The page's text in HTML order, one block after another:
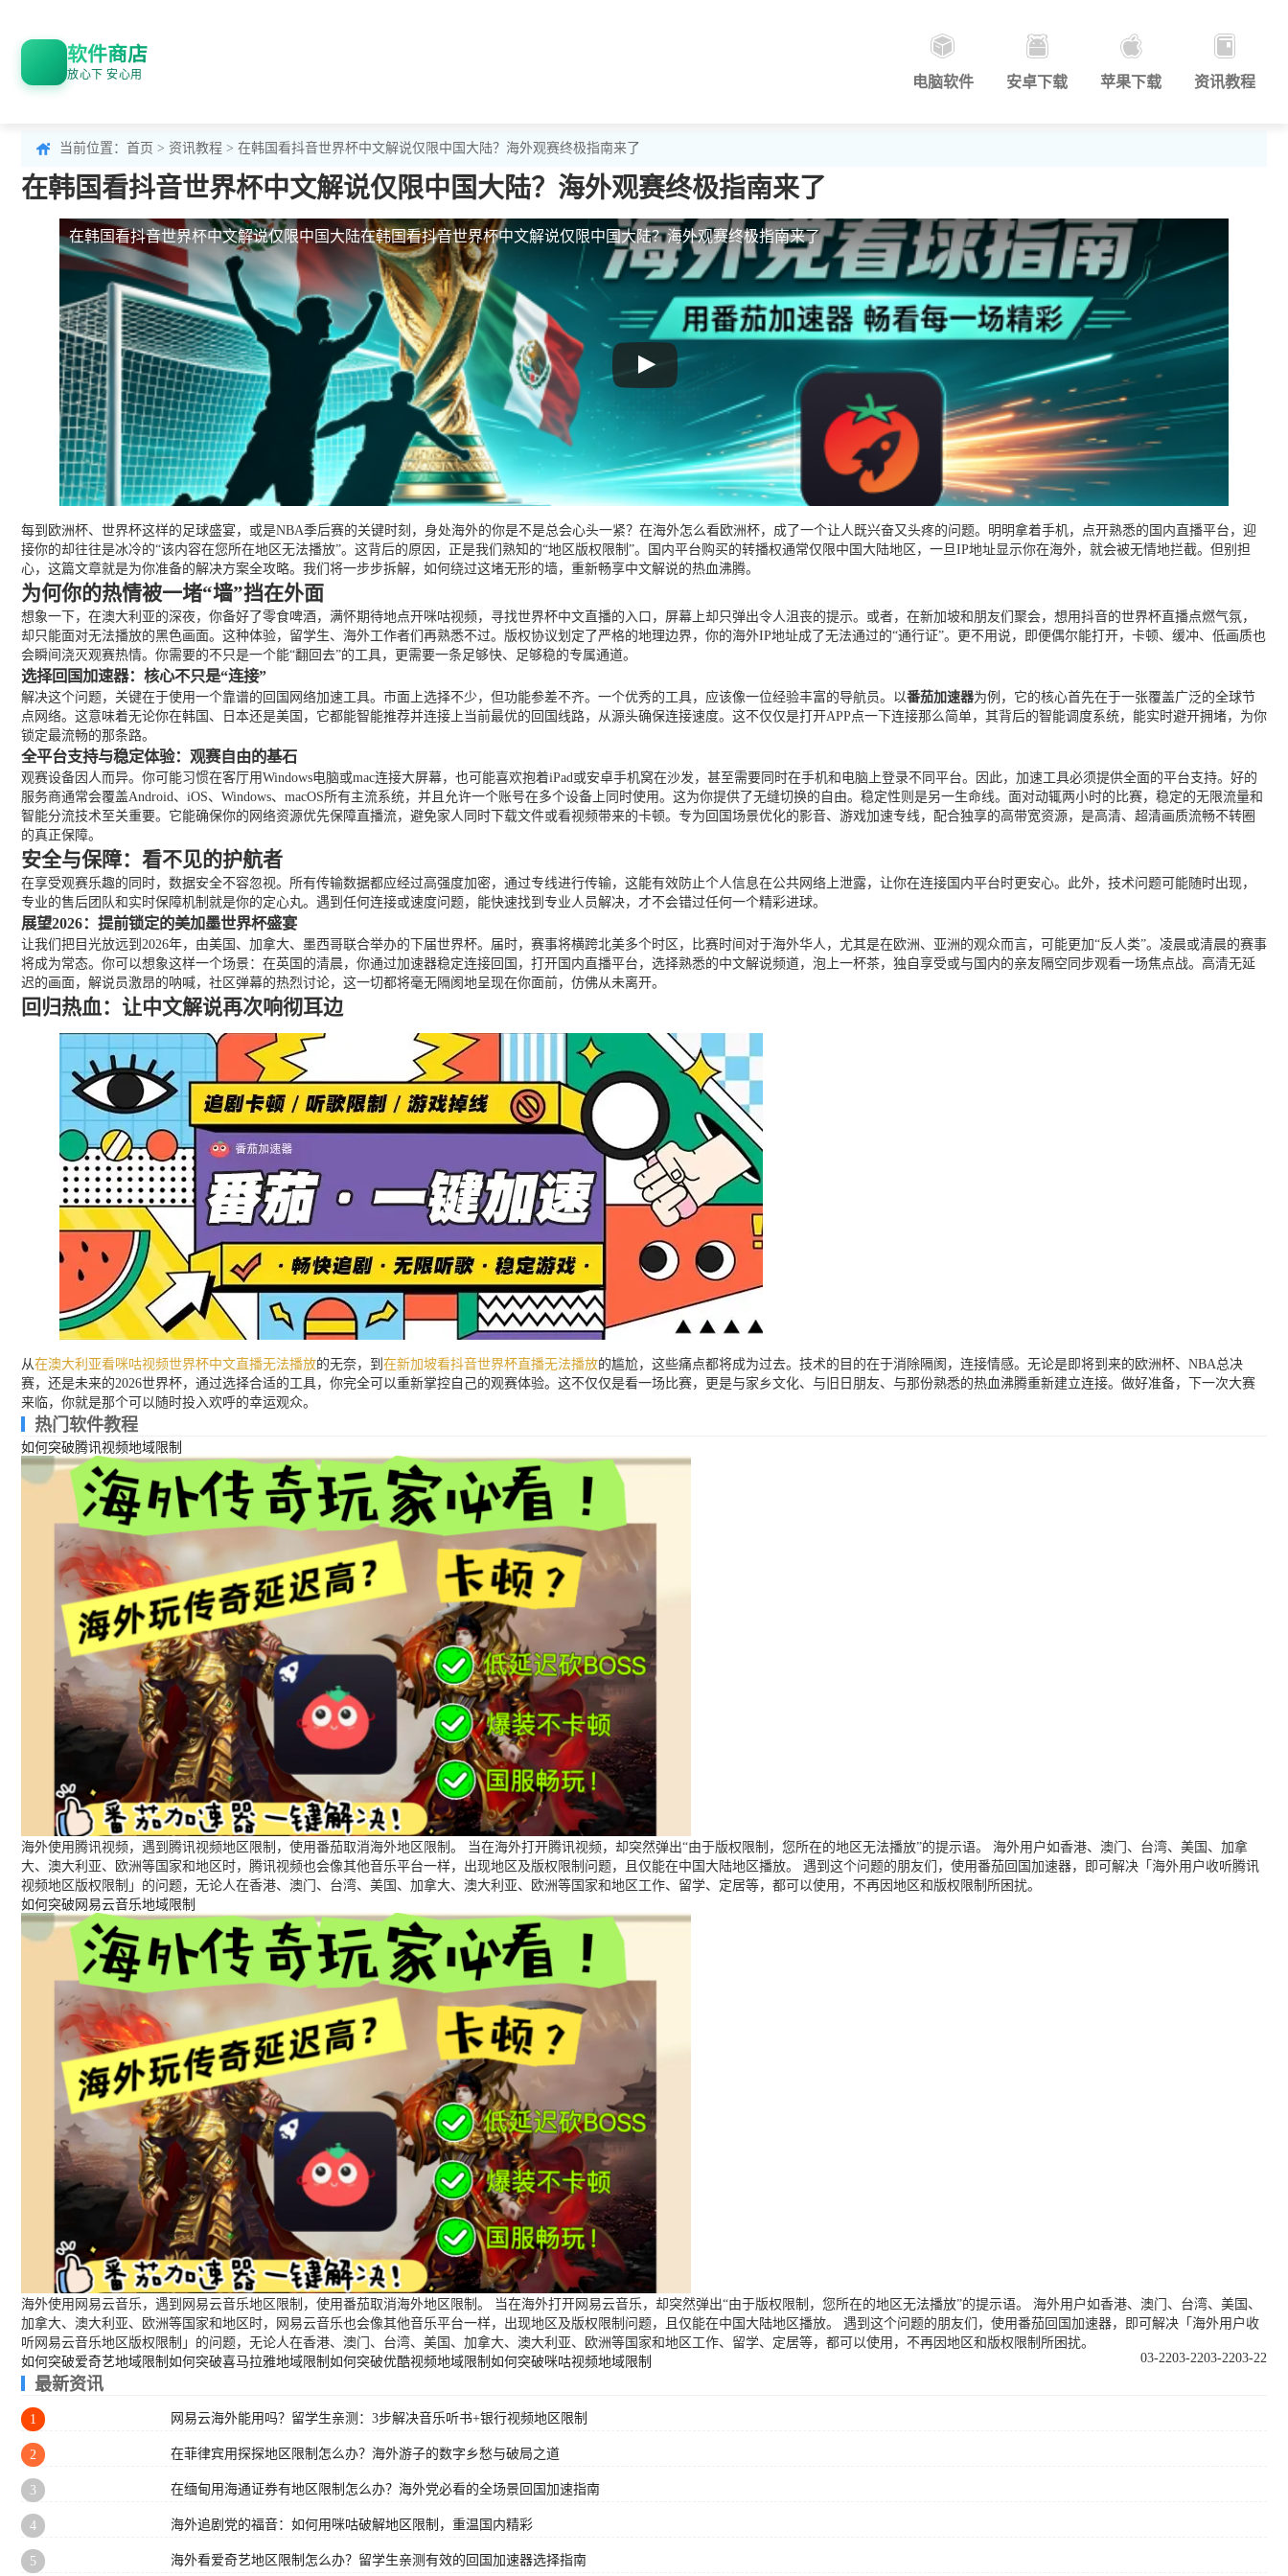
软件商店
放心下 安心用 电脑软件 安卓下载 苹果下载 资讯教程
当前位置： 首页 > 资讯教程 > 在韩国看抖音世界杯中文解说仅限中国大陆？海外观赛终极指南来了
在韩国看抖音世界杯中文解说仅限中国大陆？海外观赛终极指南来了
在韩国看抖音世界杯中文解说仅限中国大陆在韩国看抖音世界杯中文解说仅限中国大陆？海外观赛终极指南来了
每到欧洲杯、世界杯这样的足球盛宴，或是NBA季后赛的关键时刻，身处海外的你是不是总会心头一紧？在海外怎么看欧洲杯，成了一个让人既兴奋又头疼的问题。明明拿着手机，点开熟悉的国内直播平台，迎
接你的却往往是冰冷的“该内容在您所在地区无法播放”。这背后的原因，正是我们熟知的“地区版权限制”。国内平台购买的转播权通常仅限中国大陆地区，一旦IP地址显示你在海外，就会被无情地拦截。但别担
心，这篇文章就是为你准备的解决方案全攻略。我们将一步步拆解，如何绕过这堵无形的墙，重新畅享中文解说的热血沸腾。
为何你的热情被一堵“墙”挡在外面
想象一下，在澳大利亚的深夜，你备好了零食啤酒，满怀期待地点开咪咕视频，寻找世界杯中文直播的入口，屏幕上却只弹出令人沮丧的提示。或者，在新加坡和朋友们聚会，想用抖音的世界杯直播点燃气氛，
却只能面对无法播放的黑色画面。这种体验，留学生、海外工作者们再熟悉不过。版权协议划定了严格的地理边界，你的海外IP地址成了无法通过的“通行证”。更不用说，即便偶尔能打开，卡顿、缓冲、低画质也
会瞬间浇灭观赛热情。你需要的不只是一个能“翻回去”的工具，更需要一条足够快、足够稳的专属通道。
选择回国加速器：核心不只是“连接”
解决这个问题，关键在于使用一个靠谱的回国网络加速工具。市面上选择不少，但功能参差不齐。一个优秀的工具，应该像一位经验丰富的导航员。以番茄加速器为例，它的核心首先在于一张覆盖广泛的全球节
点网络。这意味着无论你在韩国、日本还是美国，它都能智能推荐并连接上当前最优的回国线路，从源头确保连接速度。这不仅仅是打开APP点一下连接那么简单，其背后的智能调度系统，能实时避开拥堵，为你
锁定最流畅的那条路。
全平台支持与稳定体验：观赛自由的基石
观赛设备因人而异。你可能习惯在客厅用Windows电脑或mac连接大屏幕，也可能喜欢抱着iPad或安卓手机窝在沙发，甚至需要同时在手机和电脑上登录不同平台。因此，加速工具必须提供全面的平台支持。好的
服务商通常会覆盖Android、iOS、Windows、macOS所有主流系统，并且允许一个账号在多个设备上同时使用。这为你提供了无缝切换的自由。稳定性则是另一生命线。面对动辄两小时的比赛，稳定的无限流量和
智能分流技术至关重要。它能确保你的网络资源优先保障直播流，避免家人同时下载文件或看视频带来的卡顿。专为回国场景优化的影音、游戏加速专线，配合独享的高带宽资源，是高清、超清画质流畅不转圈
的真正保障。
安全与保障：看不见的护航者
在享受观赛乐趣的同时，数据安全不容忽视。所有传输数据都应经过高强度加密，通过专线进行传输，这能有效防止个人信息在公共网络上泄露，让你在连接国内平台时更安心。此外，技术问题可能随时出现，
专业的售后团队和实时保障机制就是你的定心丸。遇到任何连接或速度问题，能快速找到专业人员解决，才不会错过任何一个精彩进球。
展望2026：提前锁定的美加墨世界杯盛宴
让我们把目光放远到2026年，由美国、加拿大、墨西哥联合举办的下届世界杯。届时，赛事将横跨北美多个时区，比赛时间对于海外华人，尤其是在欧洲、亚洲的观众而言，可能更加“反人类”。凌晨或清晨的赛事
将成为常态。你可以想象这样一个场景：在英国的清晨，你通过加速器稳定连接回国，打开国内直播平台，选择熟悉的中文解说频道，泡上一杯茶，独自享受或与国内的亲友隔空同步观看一场焦点战。高清无延
迟的画面，解说员激昂的呐喊，社区弹幕的热烈讨论，这一切都将毫无隔阂地呈现在你面前，仿佛从未离开。
回归热血：让中文解说再次响彻耳边
从在澳大利亚看咪咕视频世界杯中文直播无法播放的无奈，到 在新加坡看抖音世界杯直播无法播放的尴尬，这些痛点都将成为过去。技术的目的在于消除隔阂，连接情感。无论是即将到来的欧洲杯、NBA总决
赛，还是未来的2026世界杯，通过选择合适的工具，你完全可以重新掌控自己的观赛体验。这不仅仅是看一场比赛，更是与家乡文化、与旧日朋友、与那份熟悉的热血沸腾重新建立连接。做好准备，下一次大赛
来临，你就是那个可以随时投入欢呼的幸运观众。
热门软件教程
如何突破腾讯视频地域限制
海外使用腾讯视频，遇到腾讯视频地区限制，使用番茄取消海外地区限制。 当在海外打开腾讯视频，却突然弹出“由于版权限制，您所在的地区无法播放”的提示语。 海外用户如香港、澳门、台湾、美国、加拿
大、澳大利亚、欧洲等国家和地区时，腾讯视频也会像其他音乐平台一样，出现地区及版权限制问题，且仅能在中国大陆地区播放。 遇到这个问题的朋友们，使用番茄回国加速器，即可解决「海外用户收听腾讯
视频地区版权限制」的问题，无论人在香港、澳门、台湾、美国、加拿大、澳大利亚、欧洲等国家和地区工作、留学、定居等，都可以使用，不再因地区和版权限制所困扰。
如何突破网易云音乐地域限制
海外使用网易云音乐，遇到网易云音乐地区限制，使用番茄取消海外地区限制。 当在海外打开网易云音乐，却突然弹出“由于版权限制，您所在的地区无法播放”的提示语。 海外用户如香港、澳门、台湾、美国、
加拿大、澳大利亚、欧洲等国家和地区时，网易云音乐也会像其他音乐平台一样，出现地区及版权限制问题，且仅能在中国大陆地区播放。 遇到这个问题的朋友们，使用番茄回国加速器，即可解决「海外用户收
听网易云音乐地区版权限制」的问题，无论人在香港、澳门、台湾、美国、加拿大、澳大利亚、欧洲等国家和地区工作、留学、定居等，都可以使用，不再因地区和版权限制所困扰。
如何突破爱奇艺地域限制
03-22
如何突破喜马拉雅地域限制 03-22
如何突破优酷视频地域限制 03-22
如何突破咪咕视频地域限制 03-22
最新资讯
1 网易云海外能用吗？留学生亲测：3步解决音乐听书+银行视频地区限制
2 在菲律宾用探探地区限制怎么办？海外游子的数字乡愁与破局之道
3 在缅甸用海通证券有地区限制怎么办？海外党必看的全场景回国加速指南
4 海外追剧党的福音：如何用咪咕破解地区限制，重温国内精彩
5 海外看爱奇艺地区限制怎么办？留学生亲测有效的回国加速器选择指南